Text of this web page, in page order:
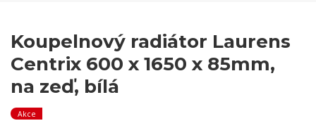
Koupelnový radiátor Laurens
Centrix 600 x 1650 x 85mm,
na zeď, bílá
Akce